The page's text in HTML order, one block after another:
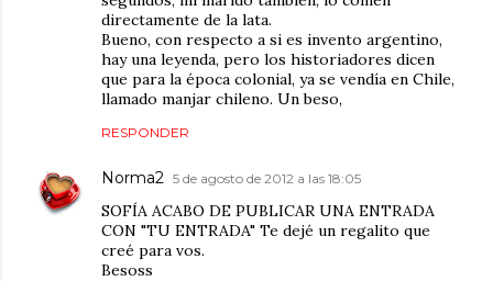
directamente de la lata.
Bueno, con respecto a si es invento argentino,
hay una leyenda, pero los historiadores dicen
que para la época colonial, ya se vendía en Chile,
llamado manjar chileno. Un beso,
RESPONDER
Norma2 5 de agosto de 2012 a las 18:05
SOFÍA ACABO DE PUBLICAR UNA ENTRADA
CON "TU ENTRADA" Te dejé un regalito que
creé para vos.
Besoss